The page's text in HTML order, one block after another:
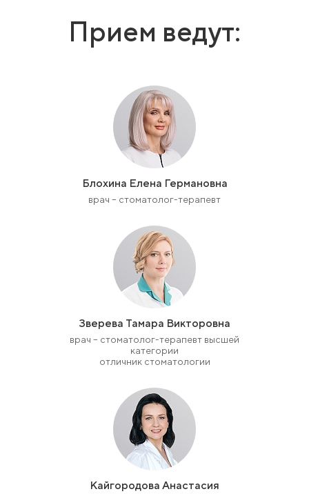
Прием ведут:
Блохина Елена Германовна
врач – стоматолог-терапевт
Зверева Тамара Викторовна
врач – cтоматолог-терапевт высшей
категории
отличник стоматологии
Кайгородова Анастасия